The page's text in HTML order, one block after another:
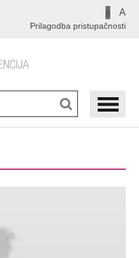
A A
Prilagodba pristupačnosti